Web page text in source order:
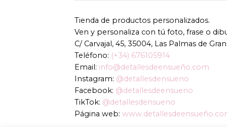
Tienda de productos personalizados.
Ven y personaliza con tú foto, frase o
C/ Carvajal, 45, 35004, Las Palmas de
Teléfono: (+34) 676105914
Email: info@detallesdeensueño.com
Instagram: @detallesdensueno
Facebook: @detallesdeensueno
TikTok: @detallesdensueno
Página web: